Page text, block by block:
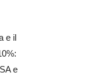
e il
e